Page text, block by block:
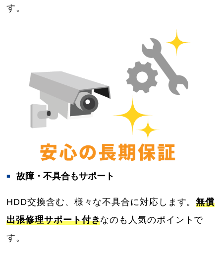
す。
故障・不具合もサポート
HDD交換含む、様々な不具合に対応します。無償
出張修理サポート付きなのも人気のポイントで
す。